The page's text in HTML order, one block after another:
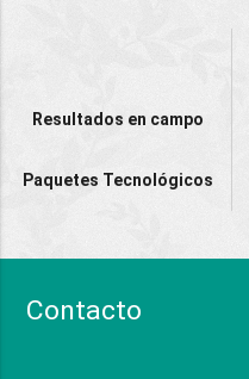
Resultados en campo
Paquetes Tecnológicos
Contacto